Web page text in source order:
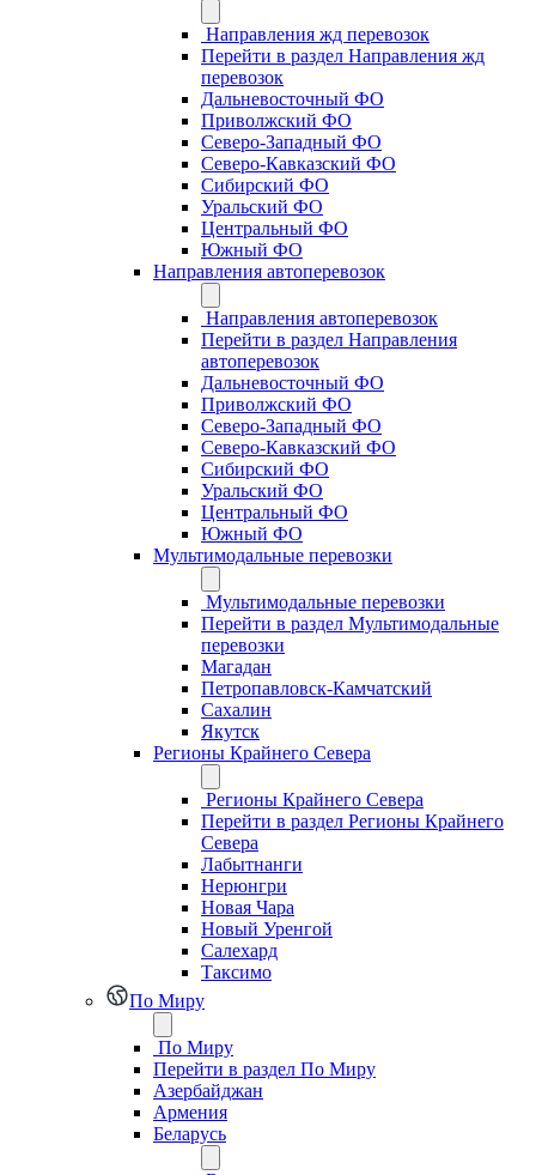
Направления жд перевозок
Перейти в раздел Направления жд
перевозок
Дальневосточный ФО
Приволжский ФО
Северо-Западный ФО
Северо-Кавказский ФО
Сибирский ФО
Уральский ФО
Центральный ФО
Южный ФО
Направления автоперевозок
Направления автоперевозок
Перейти в раздел Направления
автоперевозок
Дальневосточный ФО
Приволжский ФО
Северо-Западный ФО
Северо-Кавказский ФО
Сибирский ФО
Уральский ФО
Центральный ФО
Южный ФО
Мультимодальные перевозки
Мультимодальные перевозки
Перейти в раздел Мультимодальные
перевозки
Магадан
Петропавловск-Камчатский
Сахалин
Якутск
Регионы Крайнего Севера
Регионы Крайнего Севера
Перейти в раздел Регионы Крайнего
Севера
Лабытнанги
Нерюнгри
Новая Чара
Новый Уренгой
Салехард
Таксимо
По Миру
По Миру
Перейти в раздел По Миру
Азербайджан
Армения
Беларусь